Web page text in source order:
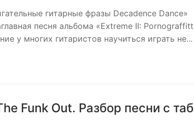
гитарные фразы Decadence Dance»
песня альбома «Extreme II:
у многих гитаристов научиться играть не...
Funk Out. Разбор песни с